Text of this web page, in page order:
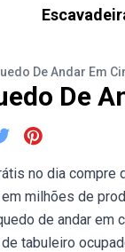
De Andar Em
De
no dia compre
milhões de
de andar em
tabuleiro